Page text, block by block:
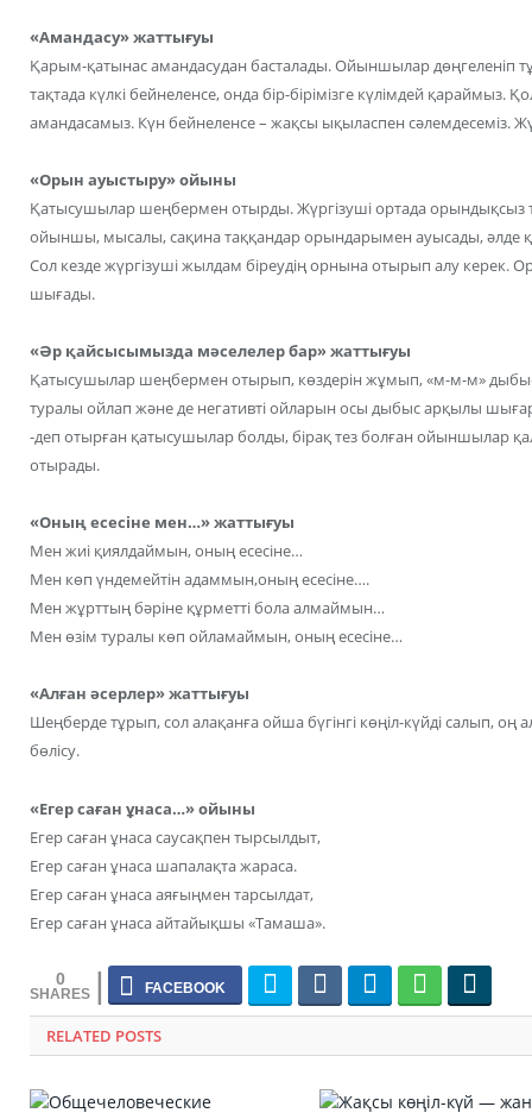
«Амандасу» жаттығуы
Қарым-қатынас амандасудан басталады. Ойыншылар дөңгеленіп
тақтада күлкі бейнеленсе, онда бір-бірімізге күлімдей
амандасамыз. Күн бейнеленсе – жақсы ықыласпен сәлемдесеміз.
«Орын ауыстыру» ойыны
Қатысушылар шеңбермен отырды. Жүргізуші ортада
ойыншы, мысалы, сақина таққандар орындарымен ауысады, әлде
Сол кезде жүргізуші жылдам біреудің орнына отырып алу
шығады.
«Әр қайсысымызда мәселелер бар» жаттығуы
Қатысушылар шеңбермен отырып, көздерін жұмып, «м-м-м»
туралы ойлап және де негативті ойларын осы дыбыс арқылы
-деп отырған қатысушылар болды, бірақ тез болған ойыншылар
отырады.
«Оның есесіне мен…» жаттығуы
Мен жиі қиялдаймын, оның есесіне…
Мен көп үндемейтін адаммын,оның есесіне….
Мен жұрттың бәріне құрметті бола алмаймын…
Мен өзім туралы көп ойламаймын, оның есесіне…
«Алған әсерлер» жаттығуы
Шеңберде тұрып, сол алақанға ойша бүгінгі көңіл-күйді салып, оң
бөлісу.
«Егер саған ұнаса…» ойыны
Егер саған ұнаса саусақпен тырсылдыт,
Егер саған ұнаса шапалақта жараса.
Егер саған ұнаса аяғыңмен тарсылдат,
Егер саған ұнаса айтайықшы «Тамаша».
0
RELATED POSTS